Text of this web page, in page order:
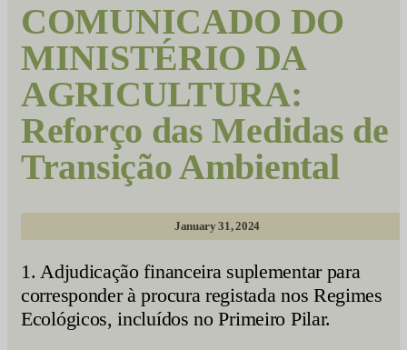
COMUNICADO DO
MINISTÉRIO DA
AGRICULTURA:
Reforço das Medidas de
Transição Ambiental
January 31, 2024
1. Adjudicação financeira suplementar para
corresponder à procura registada nos Regimes
Ecológicos, incluídos no Primeiro Pilar.